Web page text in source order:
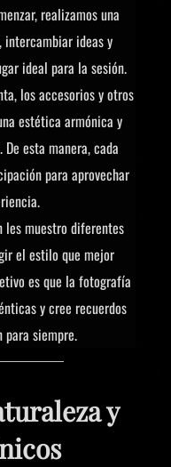
realizamos una
intercambiar ideas y
ideal para la sesión.
los accesorios y otros
estética armónica y
esta manera, cada
para aprovechar
muestro diferentes
el estilo que mejor
es que la fotografía
y cree recuerdos
para siempre.
y